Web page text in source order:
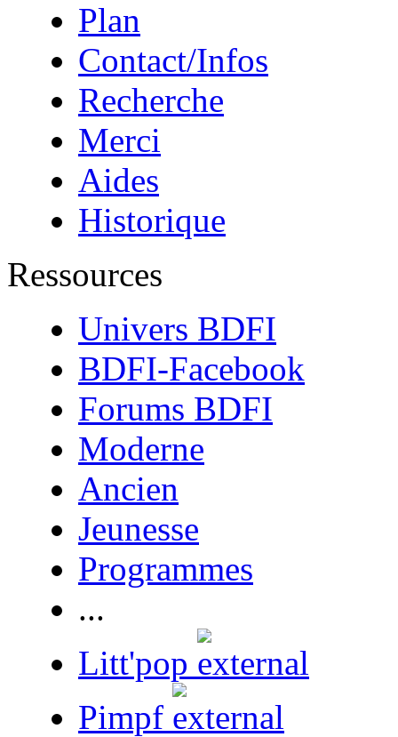
Plan
Contact/Infos
Recherche
Merci
Aides
Historique
Ressources
Univers BDFI
BDFI-Facebook
Forums BDFI
Moderne
Ancien
Jeunesse
Programmes
...
Litt'pop
Pimpf